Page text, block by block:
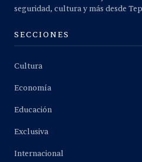
seguridad, cultura y más desde
SECCIONES
Cultura
Economía
Educación
Exclusiva
Internacional